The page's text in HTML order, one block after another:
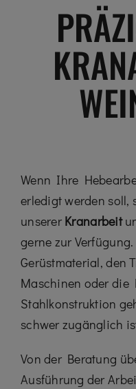
Wenn Ihre
erledigt werden
unserer Kranarbeit
gerne zur
Gerüstmaterial, den
Maschinen oder die
Stahlkonstruktion
schwer zugänglich
Von der Beratung
Ausführung der